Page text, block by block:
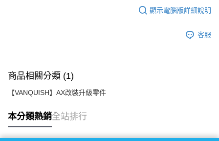
顯示電腦版詳細說明
客服
商品相關分類 (1)
【VANQUISH】AX改裝升級零件
本分類熱銷全站排行